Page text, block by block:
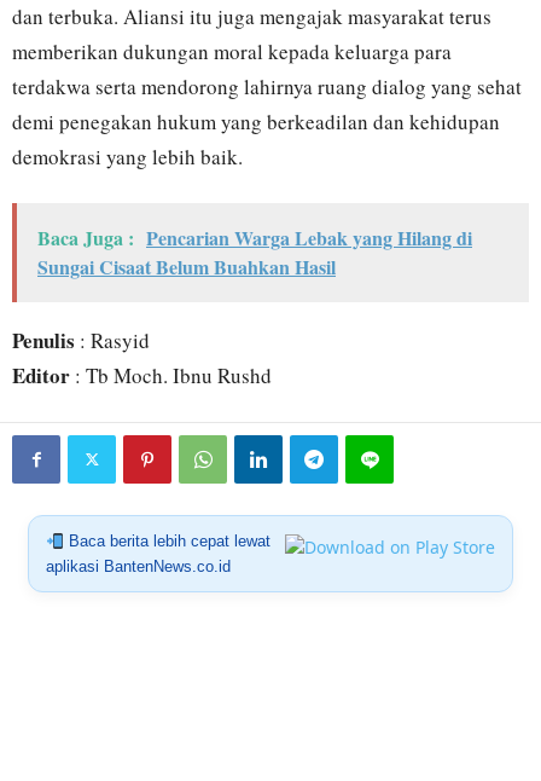
dan terbuka. Aliansi itu juga mengajak masyarakat terus
memberikan dukungan moral kepada keluarga para
terdakwa serta mendorong lahirnya ruang dialog yang sehat
demi penegakan hukum yang berkeadilan dan kehidupan
demokrasi yang lebih baik.
Baca Juga : Pencarian Warga Lebak yang Hilang di
Sungai Cisaat Belum Buahkan Hasil
Penulis : Rasyid
Editor : Tb Moch. Ibnu Rushd
Baca berita lebih cepat lewat
aplikasi BantenNews.co.id